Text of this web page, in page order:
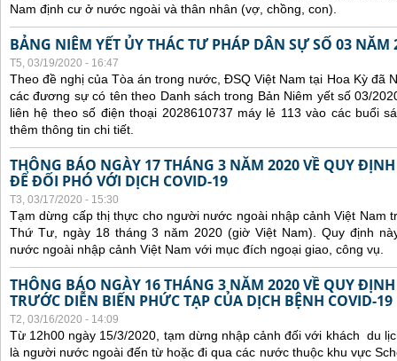
Nam định cư ở nước ngoài và thân nhân (vợ, chồng, con).
BẢNG NIÊM YẾT ỦY THÁC TƯ PHÁP DÂN SỰ SỐ 03 NĂM
T5, 03/19/2020 - 16:47
Theo đề nghị của Tòa án trong nước, ĐSQ Việt Nam tại Hoa Kỳ đã
các đương sự có tên theo Danh sách trong Bản Niêm yết số 03/
liên hệ theo số điện thoại 2028610737 máy lẻ 113 vào các buổi
thêm thông tin chi tiết.
THÔNG BÁO NGÀY 17 THÁNG 3 NĂM 2020 VỀ QUY
ĐỂ ĐỐI PHÓ VỚI DỊCH COVID-19
T3, 03/17/2020 - 15:30
Tạm dừng cấp thị thực cho người nước ngoài nhập cảnh Việt Nam
Thứ Tư, ngày 18 tháng 3 năm 2020 (giờ Việt Nam). Quy định
nước ngoài nhập cảnh Việt Nam với mục đích ngoại giao, công vụ.
THÔNG BÁO NGÀY 16 THÁNG 3 NĂM 2020 VỀ QUY
TRƯỚC DIỄN BIẾN PHỨC TẠP CỦA DỊCH BỆNH COVID-19
T2, 03/16/2020 - 14:09
Từ 12h00 ngày 15/3/2020, tạm dừng nhập cảnh đối với khách du
là người nước ngoài đến từ hoặc đi qua các nước thuộc khu vực